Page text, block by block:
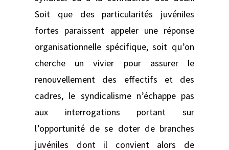
Soit que des particularités juvéniles
fortes paraissent appeler une réponse
organisationnelle spécifique, soit qu’on
cherche un vivier pour assurer le
renouvellement des effectifs et des
cadres, le syndicalisme n’échappe pas
aux interrogations portant sur
l’opportunité de se doter de branches
juvéniles dont il convient alors de